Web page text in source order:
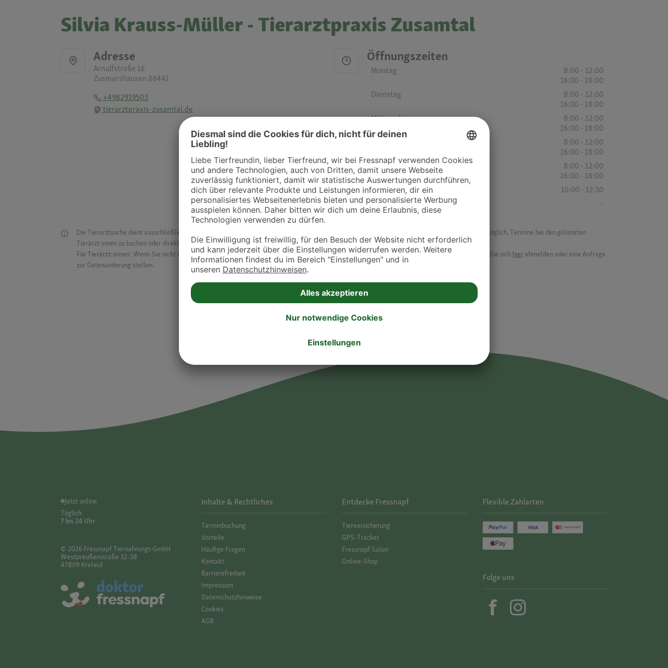
Silvia Krauss-Müller - Tierarztpraxis Zusamtal
Adresse
Arnulfstraße 16
Zusmarshausen 86441
+4982919503
tierarztpraxis-zusamtal.de
Öffnungszeiten
Montag
8:00 - 12:00
16:00 - 18:00
Dienstag
8:00 - 12:00
16:00 - 18:00
Mittwoch
8:00 - 12:00
16:00 - 18:00
8:00 - 12:00
16:00 - 18:00
Freitag
8:00 - 12:00
16:00 - 18:00
Samstag
10:00 - 12:30
Sonntag
-
Die Tierarztsuche dient ausschließlich dazu, Tierarztpraxen und Kliniken in deiner Nähe übersichtlich anzuzeigen. Über Dr. Fressnapf ist es nicht möglich, Termine bei den gelisteten
Tierärzt:innen zu buchen oder direkt mit ihnen in Kontakt zu treten. Bitte wende dich hierfür direkt an die jeweilige Praxis oder Klinik.
Für Tierärzt:innen: Wenn Sie nicht mehr auf der Dr. Fressnapf Tierarztsuche als Praxis gelistet werden oder Ihre Daten ändern möchten, können Sie sich hier abmelden oder eine Anfrage
zur Datenänderung stellen.
Jetzt online
Täglich
7 bis 24 Uhr
© 2026 Fressnapf Tiernahrungs GmbH
Westpreußenstraße 32-38
47809 Krefeld
Inhalte & Rechtliches
Termin­buchung
Vorteile
Häufige Fragen
Kontakt
Barrierefreiheit
Impressum
Datenschutz­hinweise
Cookies
AGB
Entdecke Fressnapf
Tierversicherung
GPS-Tracker
Fressnapf Salon
Online-Shop
Flexible Zahlarten
Folge uns